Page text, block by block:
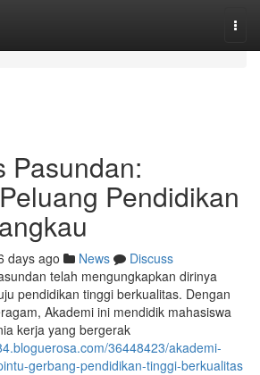
Pasundan:
Pendidikan
days ago News
Discuss
telah mengungkapkan dirinya
pendidikan tinggi berkualitas. Dengan
Akademi ini mendidik mahasiswa
kerja yang bergerak
36448423/akademi-
gerbang-pendidikan-tinggi-berkualitas